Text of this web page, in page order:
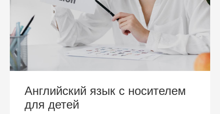
Английский язык с носителем
для детей